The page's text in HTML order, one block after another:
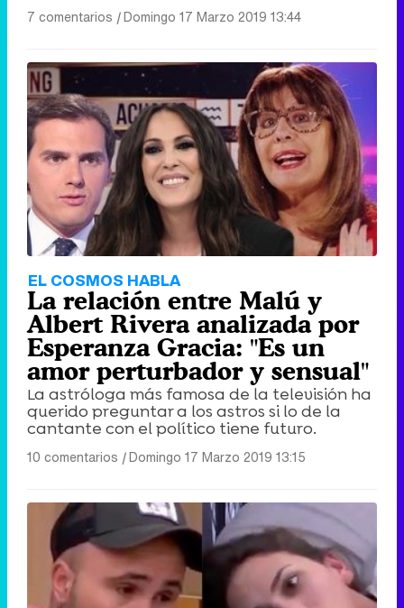
7 comentarios |Domingo 17 Marzo 2019 13:44
EL COSMOS HABLA
La relación entre Malú y
Albert Rivera analizada por
Esperanza Gracia: "Es un
amor perturbador y sensual"
La astróloga más famosa de la televisión ha
querido preguntar a los astros si lo de la
cantante con el político tiene futuro.
10 comentarios |Domingo 17 Marzo 2019 13:15